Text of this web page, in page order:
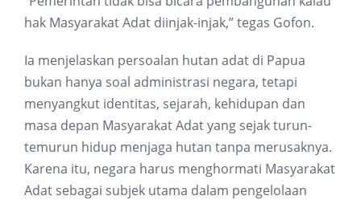
hak Masyarakat Adat diinjak-injak,” tegas Gofon.
Ia menjelaskan persoalan hutan adat di Papua
bukan hanya soal administrasi negara, tetapi
menyangkut identitas, sejarah, kehidupan dan
masa depan Masyarakat Adat yang sejak turun-
temurun hidup menjaga hutan tanpa merusaknya.
Karena itu, negara harus menghormati Masyarakat
Adat sebagai subjek utama dalam pengelolaan